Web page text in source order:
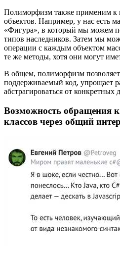
Полиморфизм также применим к
объектов. Например, у нас есть
«Фигура», в который мы можем
типов наследников. Затем мы
операции с каждым объектом
те же методы, хотя они могут
В общем, полиморфизм
поддерживаемый код, упрощает
абстрагироваться от конкретных
Возможность обращения
классов через общий